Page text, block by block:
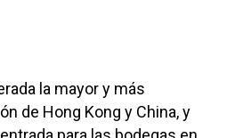
la mayor y más
de Hong Kong y China, y